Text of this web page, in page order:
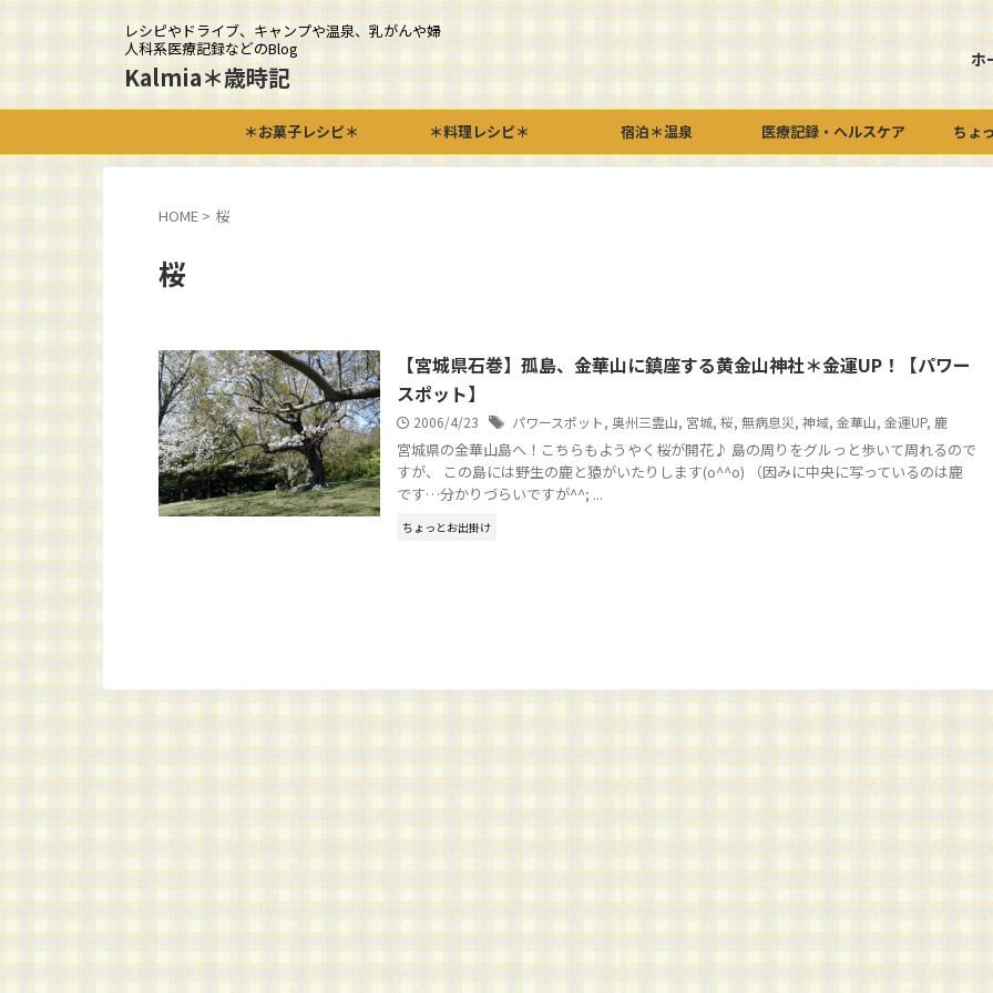
レシピやドライブ、キャンプや温泉、乳がんや婦
人科系医療記録などのBlog
Kalmia＊歳時記
ホ
＊お菓子レシピ＊ ＊料理レシピ＊ 宿泊＊温泉 医療記録・ヘルスケア ちょ
HOME > 桜
桜
【宮城県石巻】孤島、金華山に鎮座する黄金山神社＊金運UP！【パワー
スポット】
2006/4/23 パワースポット, 奥州三霊山, 宮城, 桜, 無病息災, 神域, 金華山, 金運UP, 鹿
宮城県の金華山島へ！こちらもようやく桜が開花♪ 島の周りをグルっと歩いて周れるので
すが、 この島には野生の鹿と猿がいたりします(o^^o) （因みに中央に写っているのは鹿
です…分かりづらいですが^^; ...
ちょっとお出掛け